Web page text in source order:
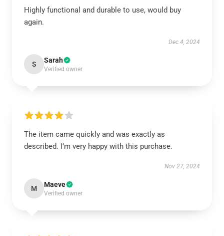
Highly functional and durable to use, would buy
again.
Dec 4, 2024
S Sarah
Verified owner
The item came quickly and was exactly as
described. I’m very happy with this purchase.
Nov 27, 2024
M Maeve
Verified owner